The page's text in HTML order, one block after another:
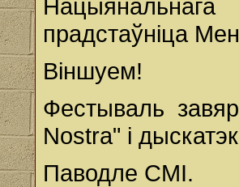
прадстаўніца
Віншуем!
Фестываль
Nostra" і
Паводле СМІ.